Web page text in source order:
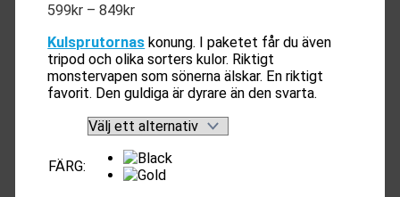
599kr – 849krPrisintervall:
till
849kr
Kulsprutornas konung. I paketet får du även
tripod och olika sorters kulor. Riktigt
monstervapen som sönerna älskar. En riktigt
favorit. Den guldiga är dyrare än den svarta.
FÄRG: